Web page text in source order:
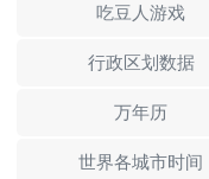
吃豆人游戏
行政区划数据
万年历
世界各城市时间